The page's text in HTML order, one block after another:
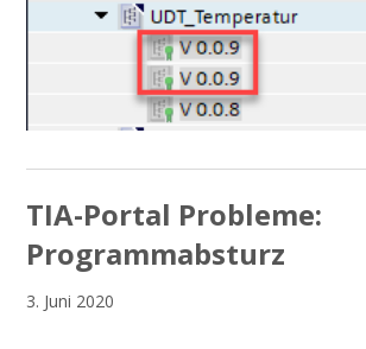
TIA-Portal Probleme:
Programmabsturz
3. Juni 2020